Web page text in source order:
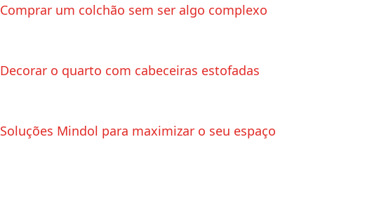
Comprar um colchão sem ser algo complexo
Decorar o quarto com cabeceiras estofadas
Soluções Mindol para maximizar o seu espaço